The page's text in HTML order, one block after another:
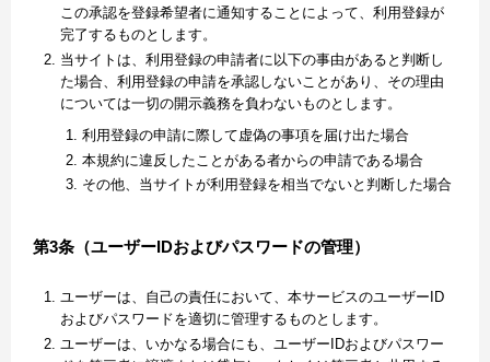
この承認を登録希望者に通知することによって、利用登録が
完了するものとします。
当サイトは、利用登録の申請者に以下の事由があると判断し
た場合、利用登録の申請を承認しないことがあり、その理由
については一切の開示義務を負わないものとします。
利用登録の申請に際して虚偽の事項を届け出た場合
本規約に違反したことがある者からの申請である場合
その他、当サイトが利用登録を相当でないと判断した場合
第3条（ユーザーIDおよびパスワードの管理）
ユーザーは、自己の責任において、本サービスのユーザーID
およびパスワードを適切に管理するものとします。
ユーザーは、いかなる場合にも、ユーザーIDおよびパスワー